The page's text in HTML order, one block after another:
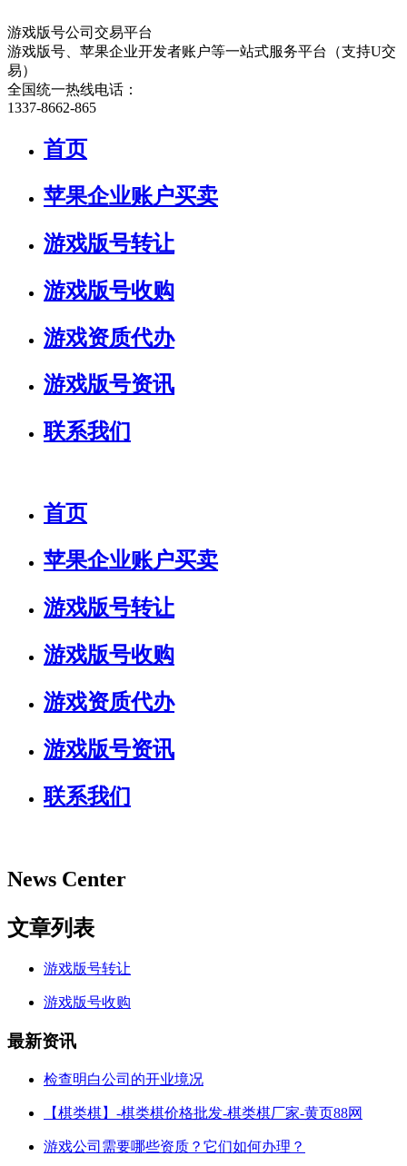
游戏版号公司交易平台
游戏版号、苹果企业开发者账户等一站式服务平台（支持U交
易）
全国统一热线电话：
1337-8662-865
首页
苹果企业账户买卖
游戏版号转让
游戏版号收购
游戏资质代办
游戏版号资讯
联系我们
首页
苹果企业账户买卖
游戏版号转让
游戏版号收购
游戏资质代办
游戏版号资讯
联系我们
News Center
文章列表
游戏版号转让
游戏版号收购
最新资讯
检查明白公司的开业境况
【棋类棋】-棋类棋价格批发-棋类棋厂家-黄页88网
游戏公司需要哪些资质？它们如何办理？